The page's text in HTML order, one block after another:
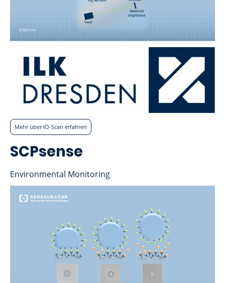
Mehr über IO-Scan erfahren
SCPsense
Environmental Monitoring